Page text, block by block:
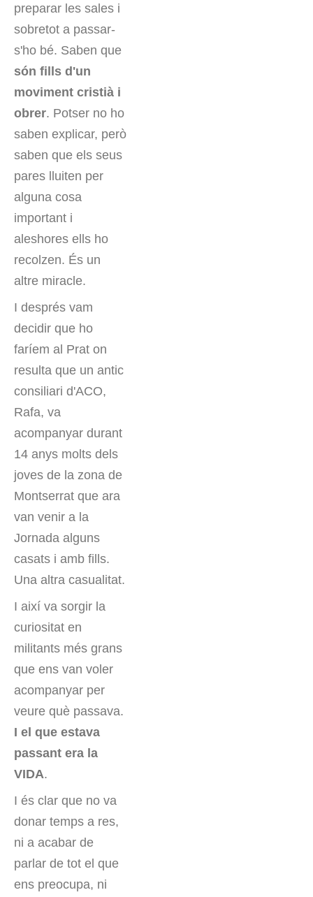
preparar les sales i
sobretot a passar-
s'ho bé. Saben que
són fills d'un
moviment cristià i
obrer. Potser no ho
saben explicar, però
saben que els seus
pares lluiten per
alguna cosa
important i
aleshores ells ho
recolzen. És un
altre miracle.
I després vam
decidir que ho
faríem al Prat on
resulta que un antic
consiliari d'ACO,
Rafa, va
acompanyar durant
14 anys molts dels
joves de la zona de
Montserrat que ara
van venir a la
Jornada alguns
casats i amb fills.
Una altra casualitat.
I així va sorgir la
curiositat en
militants més grans
que ens van voler
acompanyar per
veure què passava.
I el que estava
passant era la
VIDA.
I és clar que no va
donar temps a res,
ni a acabar de
parlar de tot el que
ens preocupa, ni